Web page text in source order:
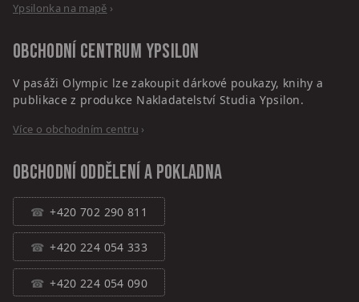
Ypsilonka na mapě ›
Obchodní centrum Ypsilon
V pasáži Olympic lze zakoupit dárkové poukazy, knihy a
publikace z produkce Nakladatelství Studia Ypsilon.
Více o obchodním centru ›
Obchodní oddělení a pokladna
+420 702 290 811
+420 224 054 333
+420 224 054 090